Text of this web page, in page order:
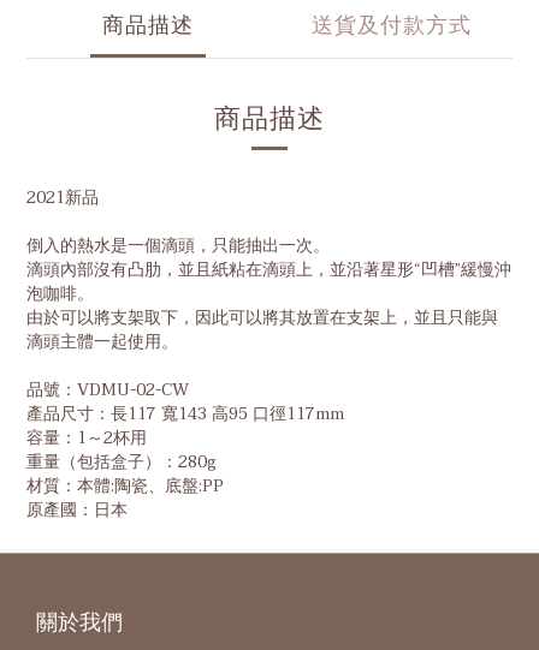
商品描述 送貨及付款方式
商品描述
2021新品
倒入的熱水是一個滴頭，只能抽出一次。
滴頭內部沒有凸肋，並且紙粘在滴頭上，並沿著星形“凹槽”緩慢沖
泡咖啡。
由於可以將支架取下，因此可以將其放置在支架上，並且只能與
滴頭主體一起使用。
品號：VDMU-02-CW
產品尺寸：長117 寬143 高95 口徑117mm
容量：1～2杯用
重量（包括盒子）：280g
材質：本體:陶瓷、底盤:PP
原產國：日本
關於我們